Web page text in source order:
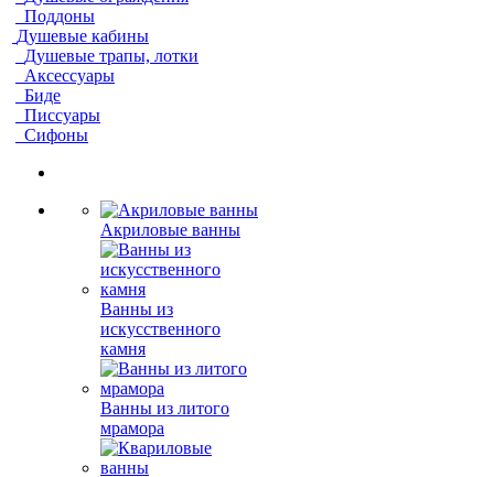
Поддоны
Душевые кабины
Душевые трапы, лотки
Аксессуары
Биде
Писсуары
Сифоны
Акриловые ванны
Ванны из
искусственного
камня
Ванны из литого
мрамора